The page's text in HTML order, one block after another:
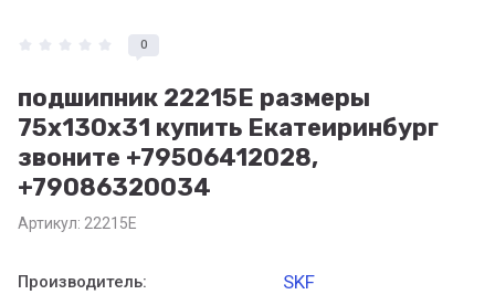
0
подшипник 22215E размеры
75x130x31 купить Екатеиринбург
звоните +79506412028,
+79086320034
Артикул: 22215E
Производитель: SKF